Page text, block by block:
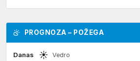
PROGNOZA – POŽEGA
Danas ☀ Vedro